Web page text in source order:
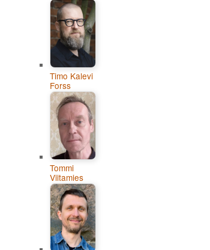
Timo Kalevi
Forss
Tommi
Viitamies